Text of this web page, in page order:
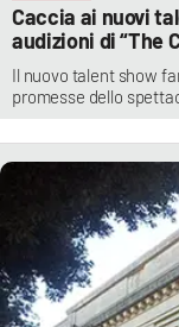
Caccia ai nuovi
audizioni di “The
Il nuovo talent show
promesse dello